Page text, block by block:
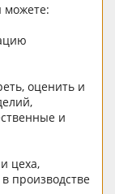
можете:
оценить и
и
цеха,
производстве